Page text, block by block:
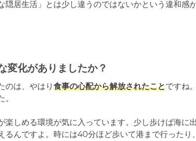
隠居生活」とは少し違うのではないかという違和感
変化がありましたか？
のは、やはり 食事の心配から解放されたことですね
楽しめる環境が気に入っています。少し歩けば海に
るんですよ。時には40分ほど歩いて港まで行った